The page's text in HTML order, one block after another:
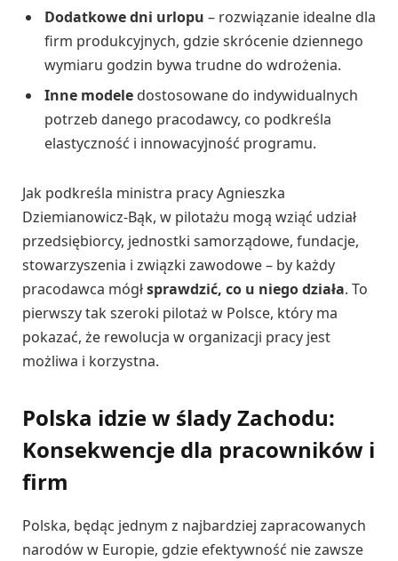
Dodatkowe dni urlopu – rozwiązanie idealne dla
firm produkcyjnych, gdzie skrócenie dziennego
wymiaru godzin bywa trudne do wdrożenia.
Inne modele dostosowane do indywidualnych
potrzeb danego pracodawcy, co podkreśla
elastyczność i innowacyjność programu.
Jak podkreśla ministra pracy Agnieszka
Dziemianowicz-Bąk, w pilotażu mogą wziąć udział
przedsiębiorcy, jednostki samorządowe, fundacje,
stowarzyszenia i związki zawodowe – by każdy
pracodawca mógłsprawdzić, co u niego działa. To
pierwszy tak szeroki pilotaż w Polsce, który ma
pokazać, że rewolucja w organizacji pracy jest
możliwa i korzystna.
Polska idzie w ślady Zachodu:
Konsekwencje dla pracowników i
firm
Polska, będąc jednym z najbardziej zapracowanych
narodów w Europie, gdzie efektywność nie zawsze